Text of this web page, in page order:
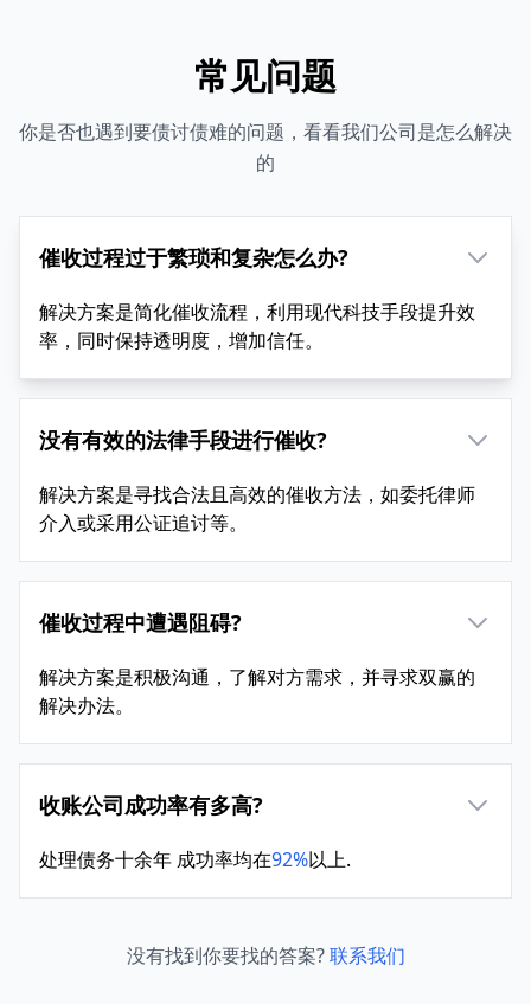
常见问题
你是否也遇到要债讨债难的问题，看看我们公司是怎么解决
的
催收过程过于繁琐和复杂怎么办?
解决方案是简化催收流程，利用现代科技手段提升效
率，同时保持透明度，增加信任。
没有有效的法律手段进行催收?
解决方案是寻找合法且高效的催收方法，如委托律师
介入或采用公证追讨等。
催收过程中遭遇阻碍?
解决方案是积极沟通，了解对方需求，并寻求双赢的
解决办法。
收账公司成功率有多高?
处理债务十余年 成功率均在92%以上.
没有找到你要找的答案?联系我们